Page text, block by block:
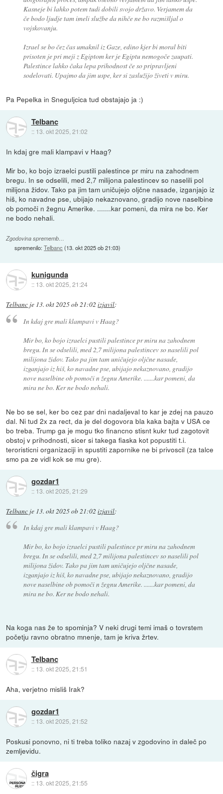
Kasneje bi lahko potem tudi dobili svojo državo. Verjamem da
če bodo ljudje tam imeli službe da nihče ne bo razmišljal o
vojskovanju.
Izrael se bo čez čas umaknil iz Gaze, edino kjer bi moral biti
prisoten je pri meji z Egiptom ker je Egiptu nemogoče zaupati.
Palestince lahko čaka lepa prihodnost če so pripravljeni
sodelovati. Upajmo da jim uspe, ker si zaslužijo živeti v miru.
Pa Pepelka in Sneguljcica tud obstajajo ja :)
Telbanc
:: 13. okt 2025, 21:02
In kdaj gre mali klampavi v Haag?
Mir bo, ko bojo izraelci pustili palestince pr miru na zahodnem
bregu. In se odselili, med 2,7 milijona palestincev so naselili pol
milijona židov. Tako pa jim tam uničujejo oljčne nasade, izganjajo iz
hiš, ko navadne pse, ubijajo nekaznovano, gradijo nove naselbine
ob pomoči n žegnu Amerike. .......kar pomeni, da mira ne bo. Ker
ne bodo nehali.
Zgodovina sprememb…
spremenilo:Telbanc (13. okt 2025 ob 21:03)
kunigunda
:: 13. okt 2025, 21:24
Telbanc je 13. okt 2025 ob 21:02 izjavil:
In kdaj gre mali klampavi v Haag?
Mir bo, ko bojo izraelci pustili palestince pr miru na zahodnem
bregu. In se odselili, med 2,7 milijona palestincev so naselili pol
milijona židov. Tako pa jim tam uničujejo oljčne nasade,
izganjajo iz hiš, ko navadne pse, ubijajo nekaznovano, gradijo
nove naselbine ob pomoči n žegnu Amerike. .......kar pomeni, da
mira ne bo. Ker ne bodo nehali.
Ne bo se sel, ker bo cez par dni nadaljeval to kar je zdej na pauzo
dal. Ni tud 2x za rect, da je del dogovora bla kaka bajta v USA ce
bo treba. Trump ga je mogu tko financno stisnt kukr tud zagotovit
obstoj v prihodnosti, sicer si takega fiaska kot popustiti t.i.
teroristicni organizaciji in spustiti zapornike ne bi privoscil (za talce
smo pa ze vidl kok se mu gre).
gozdar1
:: 13. okt 2025, 21:29
Telbanc je 13. okt 2025 ob 21:02 izjavil:
In kdaj gre mali klampavi v Haag?
Mir bo, ko bojo izraelci pustili palestince pr miru na zahodnem
bregu. In se odselili, med 2,7 milijona palestincev so naselili pol
milijona židov. Tako pa jim tam uničujejo oljčne nasade,
izganjajo iz hiš, ko navadne pse, ubijajo nekaznovano, gradijo
nove naselbine ob pomoči n žegnu Amerike. .......kar pomeni, da
mira ne bo. Ker ne bodo nehali.
Na koga nas že to spominja? V neki drugi temi imaš o tovrstem
početju ravno obratno mnenje, tam je kriva žrtev.
Telbanc
:: 13. okt 2025, 21:51
Aha, verjetno misliš Irak?
gozdar1
:: 13. okt 2025, 21:52
Poskusi ponovno, ni ti treba toliko nazaj v zgodovino in daleč po
zemljevidu.
čigra
:: 13. okt 2025, 21:55